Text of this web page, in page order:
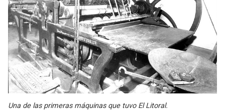
Una de las primeras máquinas que tuvo El Litoral.